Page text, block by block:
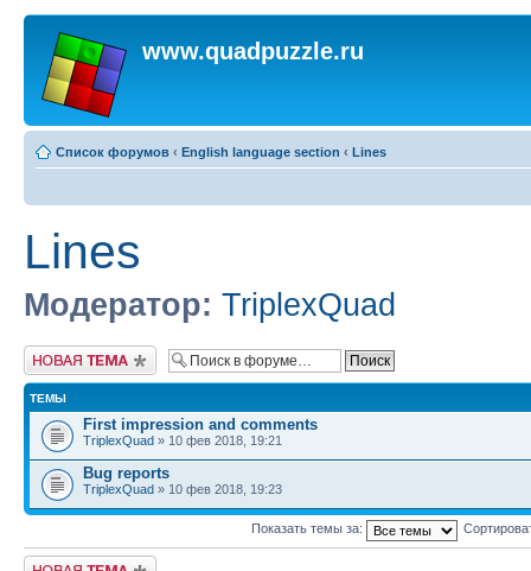
www.quadpuzzle.ru
Список форумов ‹ English language section ‹ Lines
Lines
Модератор: TriplexQuad
Начать новую тему
ТЕМЫ
First impression and comments
TriplexQuad » 10 фев 2018, 19:21
Bug reports
TriplexQuad » 10 фев 2018, 19:23
Показать темы за:
Начать новую тему